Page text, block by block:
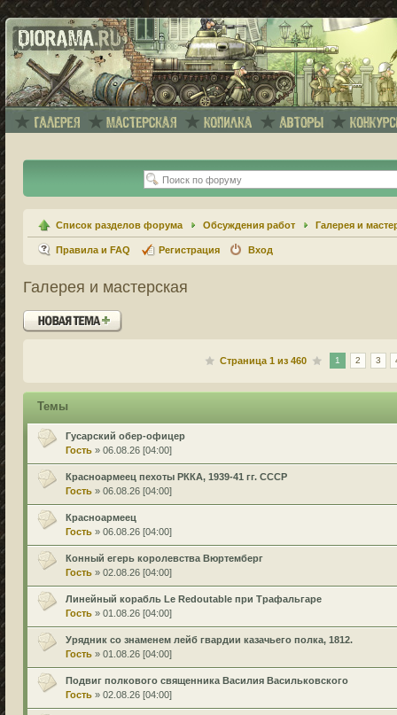
Список разделов форума Обсуждения работ Галерея и
Правила и FAQ Регистрация Вход
Галерея и мастерская
Новая тема
Страница1 из460 1 2 3
Темы
Гусарский обер-офицер
Гость » 06.08.26 [04:00]
Красноармеец пехоты РККА, 1939-41 гг. СССР
Гость » 06.08.26 [04:00]
Красноармеец
Гость » 06.08.26 [04:00]
Конный егерь королевства Вюртемберг
Гость » 02.08.26 [04:00]
Линейный корабль Le Redoutable при Трафальгаре
Гость » 01.08.26 [04:00]
Урядник со знаменем лейб гвардии казачьего полка, 1812.
Гость » 01.08.26 [04:00]
Подвиг полкового священника Василия Васильковского
Гость » 02.08.26 [04:00]